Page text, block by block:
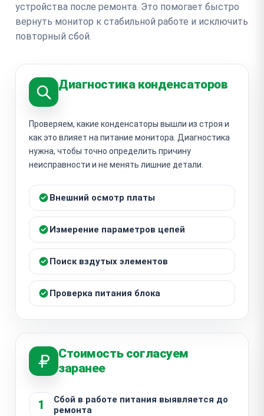
устройства после ремонта. Это помогает быстро
вернуть монитор к стабильной работе и исключить
повторный сбой.
Диагностика конденсаторов
Проверяем, какие конденсаторы вышли из строя и
как это влияет на питание монитора. Диагностика
нужна, чтобы точно определить причину
неисправности и не менять лишние детали.
Внешний осмотр платы
Измерение параметров цепей
Поиск вздутых элементов
Проверка питания блока
Стоимость согласуем
заранее
1
Сбой в работе питания выявляется до
ремонта